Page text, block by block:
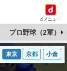
dメニュー
プロ野球（2軍）
東京 京都 小倉